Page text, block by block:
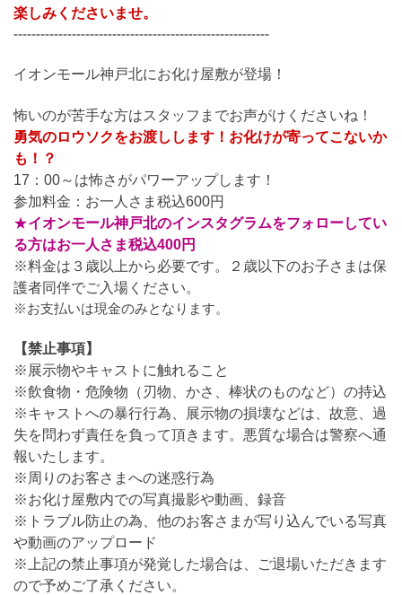
楽しみくださいませ。
---------------------------------------------------------
イオンモール神戸北にお化け屋敷が登場！
怖いのが苦手な方はスタッフまでお声がけくださいね！
勇気のロウソクをお渡しします！お化けが寄ってこないか
も！？
17：00～は怖さがパワーアップします！
参加料金：お一人さま税込600円
★イオンモール神戸北のインスタグラムをフォローしてい
る方はお一人さま税込400円
※料金は３歳以上から必要です。２歳以下のお子さまは保
護者同伴でご入場ください。
※お支払いは現金のみとなります。
【禁止事項】
※展示物やキャストに触れること
※飲食物・危険物（刃物、かさ、棒状のものなど）の持込
※キャストへの暴行行為、展示物の損壊などは、故意、過
失を問わず責任を負って頂きます。悪質な場合は警察へ通
報いたします。
※周りのお客さまへの迷惑行為
※お化け屋敷内での写真撮影や動画、録音
※トラブル防止の為、他のお客さまが写り込んでいる写真
や動画のアップロード
※上記の禁止事項が発覚した場合は、ご退場いただきます
ので予めご了承ください。